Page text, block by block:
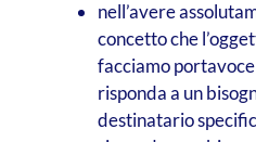
nell’avere
concetto che
facciamo
risponda a un
destinatario